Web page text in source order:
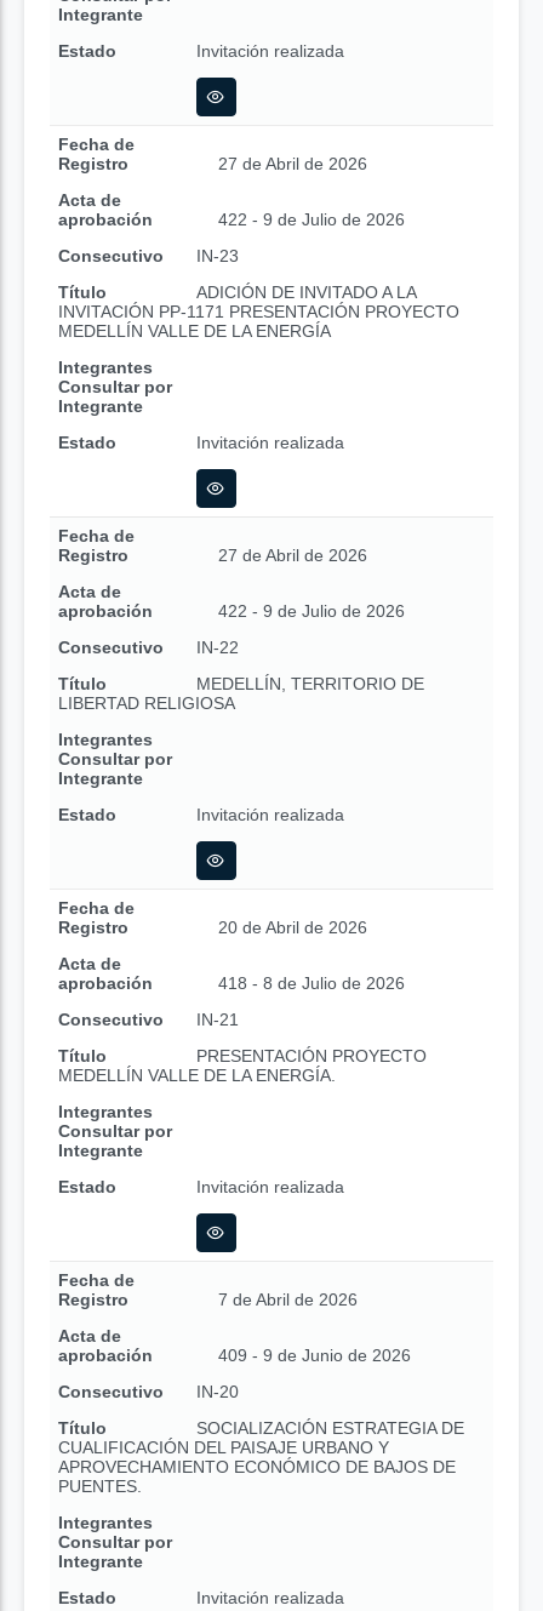
Integrante
Estado
Invitación realizada
Fecha de
Registro
27 de Abril de 2026
Acta de
aprobación
422 - 9 de Julio de 2026
Consecutivo
IN-23
Título
ADICIÓN DE INVITADO A LA
INVITACIÓN PP-1171 PRESENTACIÓN PROYECTO
MEDELLÍN VALLE DE LA ENERGÍA
Integrantes
Consultar por
Integrante
Estado
Invitación realizada
Fecha de
Registro
27 de Abril de 2026
Acta de
aprobación
422 - 9 de Julio de 2026
Consecutivo
IN-22
Título
MEDELLÍN, TERRITORIO DE
LIBERTAD RELIGIOSA
Integrantes
Consultar por
Integrante
Estado
Invitación realizada
Fecha de
Registro
20 de Abril de 2026
Acta de
aprobación
418 - 8 de Julio de 2026
Consecutivo
IN-21
Título
PRESENTACIÓN PROYECTO
MEDELLÍN VALLE DE LA ENERGÍA.
Integrantes
Consultar por
Integrante
Estado
Invitación realizada
Fecha de
Registro
7 de Abril de 2026
Acta de
aprobación
409 - 9 de Junio de 2026
Consecutivo
IN-20
Título
SOCIALIZACIÓN ESTRATEGIA DE
CUALIFICACIÓN DEL PAISAJE URBANO Y
APROVECHAMIENTO ECONÓMICO DE BAJOS DE
PUENTES.
Integrantes
Consultar por
Integrante
Estado
Invitación realizada